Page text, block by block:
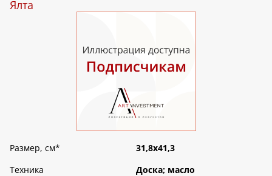
Ялта
Размер, см*
31,8х41,3
Техника
Доска; масло